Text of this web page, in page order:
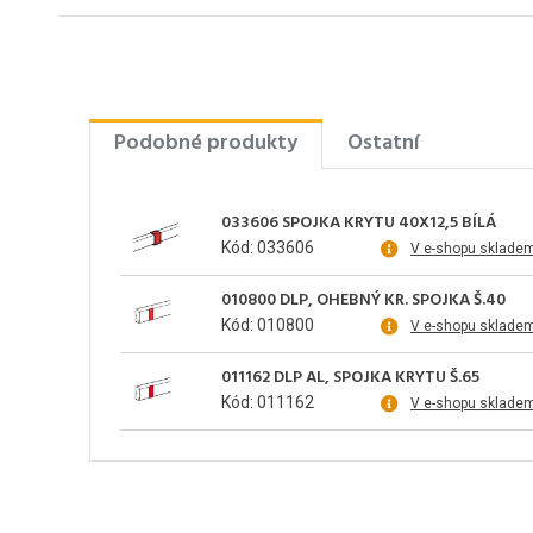
Podobné produkty Ostatní
033606 SPOJKA KRYTU 40X12,5 BÍLÁ
Kód: 033606 V e-shopu
010800 DLP, OHEBNÝ KR. SPOJKA Š.40
Kód: 010800 V e-shopu
011162 DLP AL, SPOJKA KRYTU Š.65
Kód: 011162 V e-shopu